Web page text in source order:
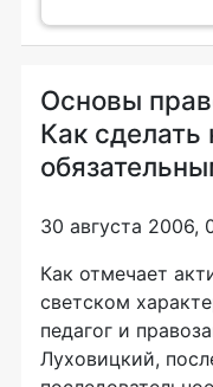
Основы
Как сделать
30 августа 2006,
Как отмечает
светском
педагог и
Луховицкий,